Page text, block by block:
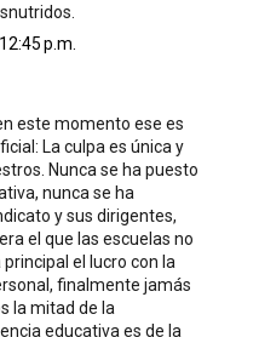
p.m.
este momento ese es
La culpa es única y
Nunca se ha puesto
nunca se ha
y sus dirigentes,
el que las escuelas no
el lucro con la
finalmente jamás
la mitad de la
educativa es de la